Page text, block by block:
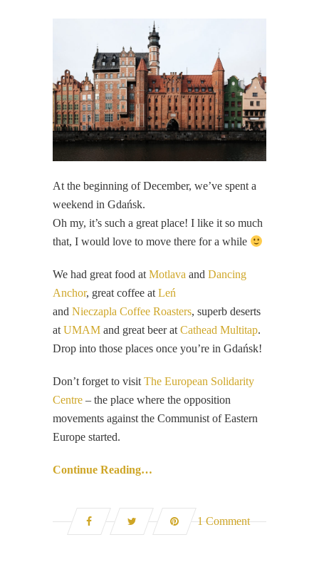
At the beginning of December, we’ve spent a
weekend in Gdańsk.
Oh my, it’s such a great place! I like it so much
that, I would love to move there for a while
We had great food at Motlava and Dancing
Anchor, great coffee at Leń
and Nieczapla Coffee Roasters, superb deserts
at UMAM and great beer at Cathead Multitap.
Drop into those places once you’re in Gdańsk!
Don’t forget to visit The European Solidarity
Centre – the place where the opposition
movements against the Communist of Eastern
Europe started.
Continue Reading…
1 Comment